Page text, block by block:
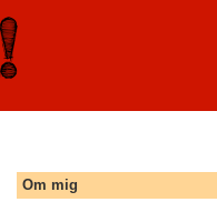
Om mig